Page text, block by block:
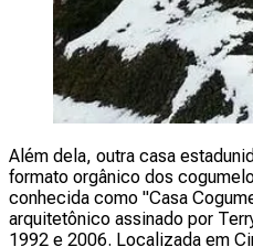
Além dela, outra casa
formato orgânico dos
conhecida como "Casa
arquitetônico assinado por
1992 e 2006. Localizada em